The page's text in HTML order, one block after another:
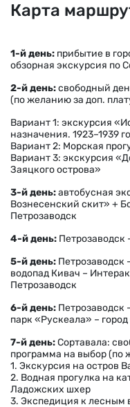
Карта
1-й день: прибытие в
обзорная экскурсия по
2-й день:свободный
(по желанию за доп.
Вариант 1: экскурсия
назначения. 1923–1939
Вариант 2: Морская
Вариант 3: экскурсия
Заяцкого острова»
3-й день:автобусная
Вознесенский скит» +
Петрозаводск
4-й день: Петрозаводск
5-й день: Петрозаводск
водопад Кивач –
Петрозаводск
6-й день: Петрозаводск
парк «Рускеала» –
7-й день:Сортавала:
программа на выбор (по
1. Экскурсия на остров
2. Водная прогулка на
Ладожских шхер
3. Экспедиция к лесным